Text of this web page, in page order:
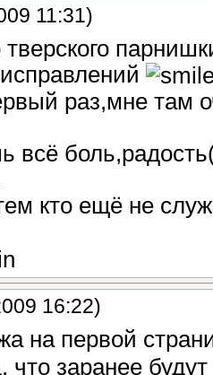
11:31)
тверского
раз,мне там
всё
кто ещё не
16:22)
на первой
заранее